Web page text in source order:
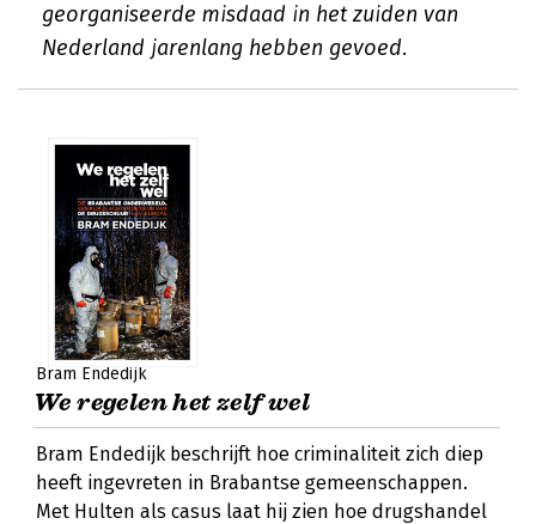
georganiseerde misdaad in het zuiden van
Nederland jarenlang hebben gevoed.
Bram Endedijk
We regelen het zelf wel
Bram Endedijk beschrijft hoe criminaliteit zich diep
heeft ingevreten in Brabantse gemeenschappen.
Met Hulten als casus laat hij zien hoe drugshandel